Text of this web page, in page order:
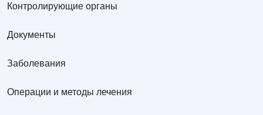
Контролирующие органы
Документы
Заболевания
Операции и методы лечения